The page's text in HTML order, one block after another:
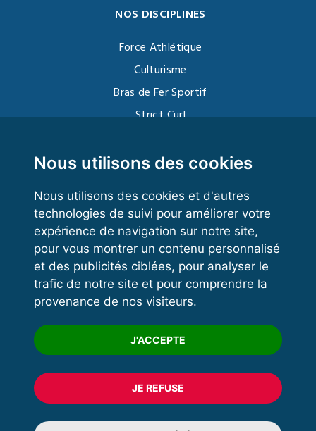
Nous utilisons des cookies
Nous utilisons des cookies et d'autres
technologies de suivi pour améliorer votre
expérience de navigation sur notre site,
pour vous montrer un contenu personnalisé
et des publicités ciblées, pour analyser le
trafic de notre site et pour comprendre la
provenance de nos visiteurs.
J'ACCEPTE
JE REFUSE
NOS DISCIPLINES
Force Athlétique
Culturisme
Bras de Fer Sportif
Strict Curl
Kettlebell
VOS ESPACES
Espace dirigeant
Espace licencié
Trouver un club
Formation
© 2020 FFFORCE Tous droits réservés
Mentions légales